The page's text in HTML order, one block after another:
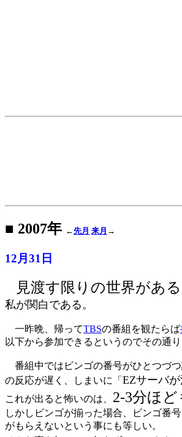
■ 2007年 ←先月 来月 →
12月31日
見渡す限りの世界がある
私が関白である。
一昨晩、帰ってTBSの番組を観たらば
以下から参加できるというのでその通
番組中ではビンゴの番号がひとつづ
の反応が遅く、しまいに「 EZサーバ
これが出ると怖いのは、 2-3分ほ
しかしビンゴが揃った場合、ビンゴ番
がもらえないという事にも等しい。